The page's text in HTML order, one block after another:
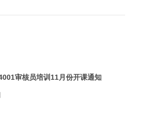
审核员培训11月份开课通知